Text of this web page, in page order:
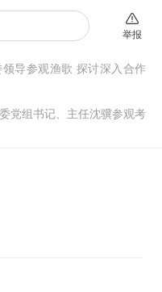
举报
导参观渔歌 探讨深入合作
党组书记、主任沈骥参观考